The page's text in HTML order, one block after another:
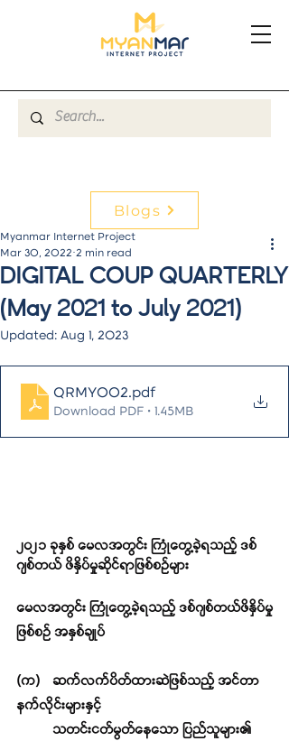
Blogs
DIGITAL COUP QUARTERLY
(May 2021 to July 2021)
Myanmar Internet Project
Mar 30, 2022 2 min read
Updated: Aug 1, 2023
QRMY002.pdf
Download PDF • 1.45MB
၂၀၂၁ ခုနှစ် မေလအတွင်း ကြုံတွေ့ခဲ့ရသည့် ဒစ်
ဂျစ်တယ် ဖိနှိပ်မှုဆိုင်ရာဖြစ်စဉ်များ
မေလအတွင်း ကြုံတွေ့ခဲ့ရသည့် ဒစ်ဂျစ်တယ်ဖိနှိပ်မှု
ဖြစ်စဉ် အနှစ်ချုပ်
(က)	ဆက်လက်ပိတ်ထားဆဲဖြစ်သည့် အင်တာ
နက်လိုင်းများနှင့်
သတင်းငတ်မွတ်နေသော ပြည်သူများ၏